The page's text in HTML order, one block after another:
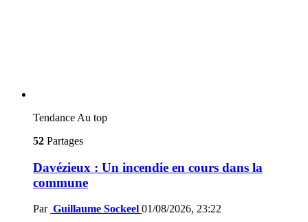
Tendance Au top
52 Partages
Davézieux : Un incendie en cours dans la
commune
Par Guillaume Sockeel 01/08/2026, 23:22